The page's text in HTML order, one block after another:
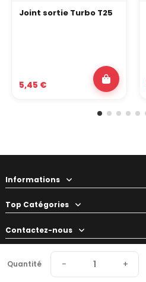
Quantité − +
Joint sortie Turbo T25
5,45 €
Informations
Top Catégories
Contactez-nous
Votre préparateur